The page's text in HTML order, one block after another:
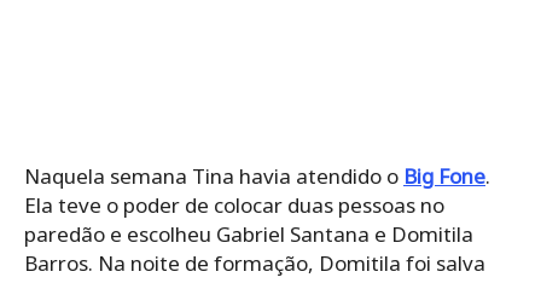
Naquela semana Tina havia atendido o Big Fone.
Ela teve o poder de colocar duas pessoas no
paredão e escolheu Gabriel Santana e Domitila
Barros. Na noite de formação, Domitila foi salva